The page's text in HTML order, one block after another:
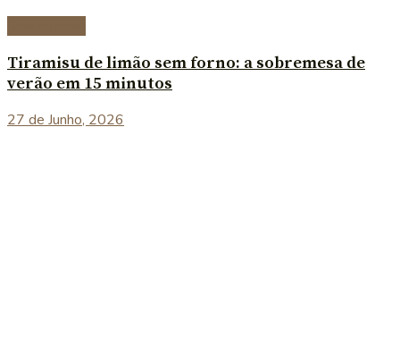
Tiramisu de limão sem forno: a sobremesa de
verão em 15 minutos
27 de Junho, 2026